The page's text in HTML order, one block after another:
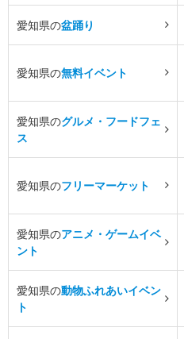
愛知県の盆踊り
愛知県の無料イベント
愛知県のグルメ・フードフェ
ス
愛知県のフリーマーケット
愛知県のアニメ・ゲームイベ
ント
愛知県の動物ふれあいイベン
ト